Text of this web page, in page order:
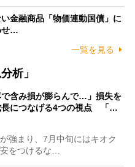
金融商品「物価連動国債」に
せ…
一覧を見る
析」
で含み損が膨らんで…」損失を
長につなげる4つの視点 「…
強まり、7月中旬にはキオク
をつけるな…